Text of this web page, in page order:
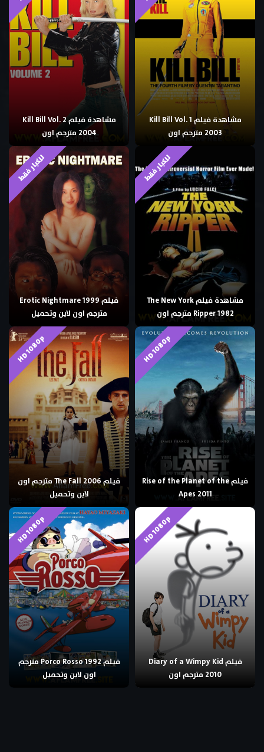
مشاهدة فيلم Kill Bill Vol. 1
2003 مترجم اون
مشاهدة فيلم Kill Bill Vol. 2
2004 مترجم اون
للكبار فقط
مشاهدة فيلم The New York
Ripper 1982 مترجم اون
للكبار فقط
فيلم Erotic Nightmare 1999
مترجم اون لاين وتحميل
HD 1080p
فيلم Rise of the Planet of the
Apes 2011
HD 1080p
فيلم The Fall 2006 مترجم اون
لاين وتحميل
HD 1080p
فيلم Diary of a Wimpy Kid
2010 مترجم اون
HD 1080p
فيلم Porco Rosso 1992 مترجم
اون لاين وتحميل